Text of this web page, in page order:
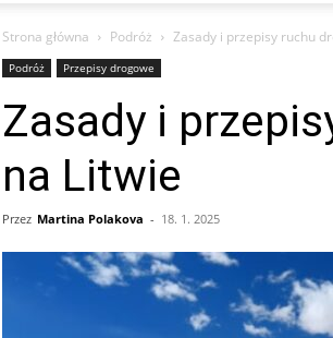
Strona główna Podróż Zasady i przepisy ruchu
Podróż Przepisy drogowe
Zasady i
na Litwie
Przez Martina Polakova - 18. 1. 2025